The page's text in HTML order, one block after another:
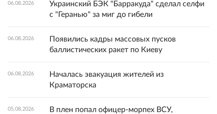
06.08.2026
Украинский БЭК "Барракуда" сделал селфи
с "Геранью" за миг до гибели
06.08.2026
Появились кадры массовых пусков
баллистических ракет по Киеву
06.08.2026
Началась эвакуация жителей из
Краматорска
05.08.2026
В плен попал офицер-морпех ВСУ,